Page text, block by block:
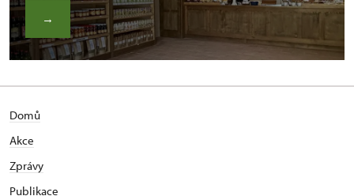
→
Domů
Akce
Zprávy
Publikace